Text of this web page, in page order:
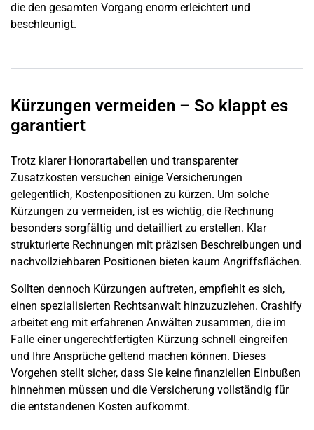
die den gesamten Vorgang enorm erleichtert und
beschleunigt.
Kürzungen vermeiden – So klappt es
garantiert
Trotz klarer Honorartabellen und transparenter
Zusatzkosten versuchen einige Versicherungen
gelegentlich, Kostenpositionen zu kürzen. Um solche
Kürzungen zu vermeiden, ist es wichtig, die Rechnung
besonders sorgfältig und detailliert zu erstellen. Klar
strukturierte Rechnungen mit präzisen Beschreibungen und
nachvollziehbaren Positionen bieten kaum Angriffsflächen.
Sollten dennoch Kürzungen auftreten, empfiehlt es sich,
einen spezialisierten Rechtsanwalt hinzuzuziehen. Crashify
arbeitet eng mit erfahrenen Anwälten zusammen, die im
Falle einer ungerechtfertigten Kürzung schnell eingreifen
und Ihre Ansprüche geltend machen können. Dieses
Vorgehen stellt sicher, dass Sie keine finanziellen Einbußen
hinnehmen müssen und die Versicherung vollständig für
die entstandenen Kosten aufkommt.